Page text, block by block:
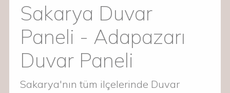
Sakarya Duvar
Paneli - Adapazarı
Duvar Paneli
Sakarya'nın tüm ilçelerinde Duvar